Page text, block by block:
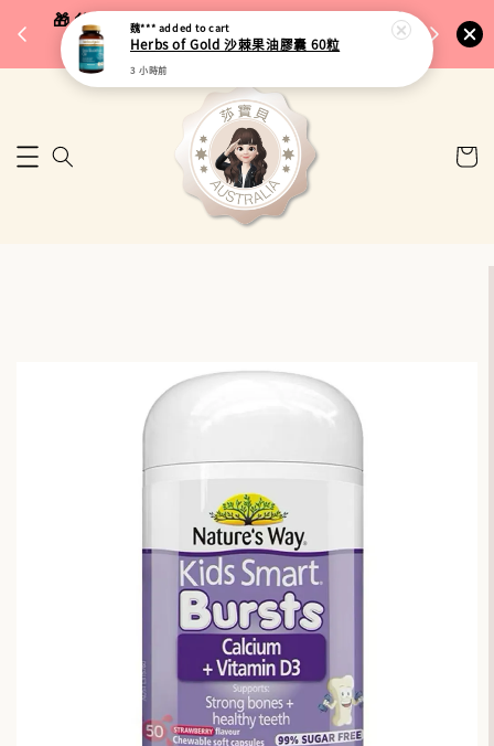
🎁 父親節限定｜全館96折・指定品牌88折｜滿
$5,000再折$100
🚚 台
魏*** added to cart
Herbs of Gold 沙棘果油膠囊 60粒
3 小時前